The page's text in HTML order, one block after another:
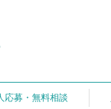
応募・無料相談